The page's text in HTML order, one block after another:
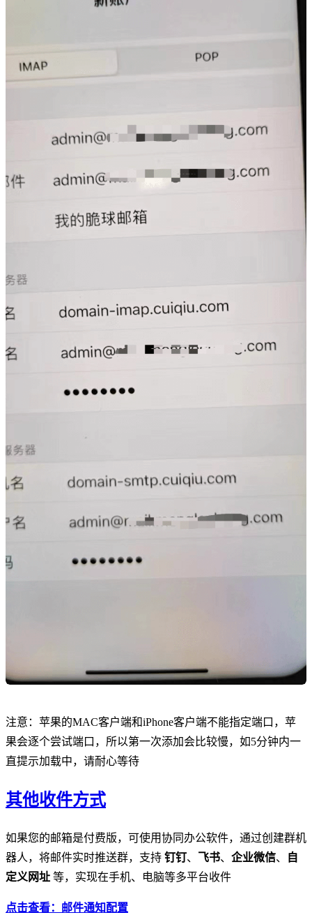
注意：苹果的MAC客户端和iPhone客户端不能指定端口，苹
果会逐个尝试端口，所以第一次添加会比较慢，如5分钟内一
直提示加载中，请耐心等待
其他收件方式
如果您的邮箱是付费版，可使用协同办公软件，通过创建群机
器人，将邮件实时推送群，支持 钉钉、 飞书、 企业微信、
自
定义网址 等，实现在手机、电脑等多平台收件
点击查看：邮件通知配置